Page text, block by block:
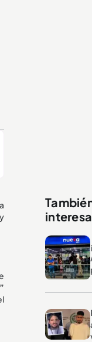
45 segundos